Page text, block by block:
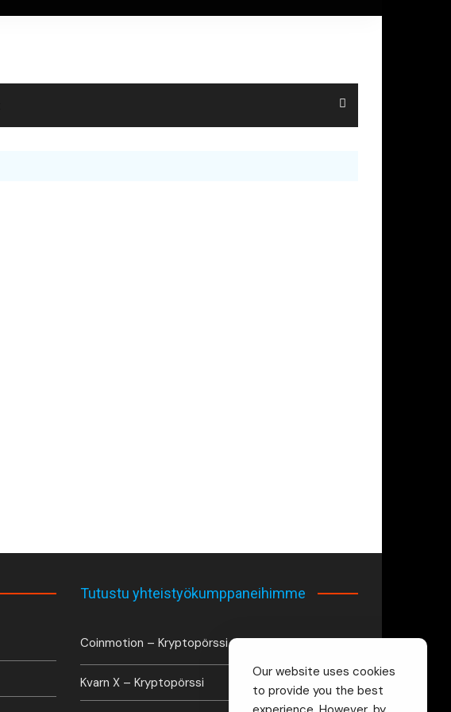
Tutustu yhteistyökumppaneihimme
Coinmotion – Kryptopörssi
Kvarn X – Kryptopörssi
Our website uses cookies
to provide you the best